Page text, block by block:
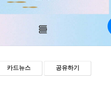
카드뉴스 공유하기